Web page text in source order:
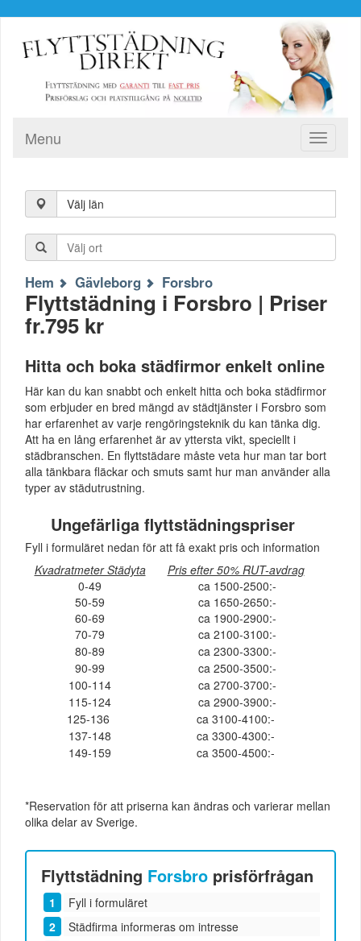
Toggle
Menu
Välj län
Hem Gävleborg Forsbro
Flyttstädning i Forsbro | Priser
fr.795 kr
Hitta och boka städfirmor enkelt online
Här kan du kan snabbt och enkelt hitta och boka städfirmor
som erbjuder en bred mängd av städtjänster i Forsbro som
har erfarenhet av varje rengöringsteknik du kan tänka dig.
Att ha en lång erfarenhet är av yttersta vikt, speciellt i
städbranschen. En flyttstädare måste veta hur man tar bort
alla tänkbara fläckar och smuts samt hur man använder alla
typer av städutrustning.
Ungefärliga flyttstädningspriser
Fyll i formuläret nedan för att få exakt pris och information
Kvadratmeter Städyta
Pris efter 50% RUT-avdrag
0-49
ca 1500-2500:-
50-59
ca 1650-2650:-
60-69
ca 1900-2900:-
70-79
ca 2100-3100:-
80-89
ca 2300-3300:-
90-99
ca 2500-3500:-
100-114
ca 2700-3700:-
115-124
ca 2900-3900:-
125-136
ca 3100-4100:-
137-148
ca 3300-4300:-
149-159
ca 3500-4500:-
*Reservation för att priserna kan ändras och varierar mellan
olika delar av Sverige.
Flyttstädning Forsbro prisförfrågan
Fyll i formuläret
Städfirma informeras om intresse